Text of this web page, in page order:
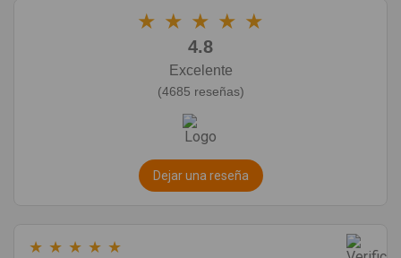
★ ★ ★ ★ ★
4.8
Excelente
(4685 reseñas)
Dejar una reseña
★ ★ ★ ★ ★